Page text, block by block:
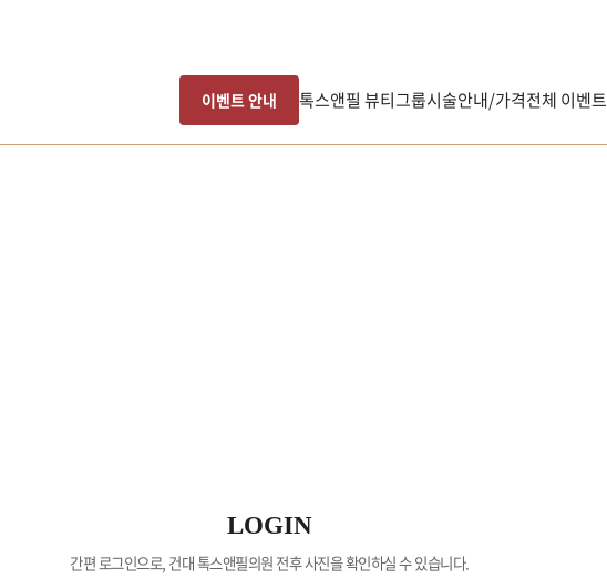
이벤트 안내 톡스앤필 뷰티그룹시술안내/가격전체 이벤트
LOGIN
간편 로그인으로, 건대 톡스앤필의원 전후 사진을 확인하실 수 있습니다.